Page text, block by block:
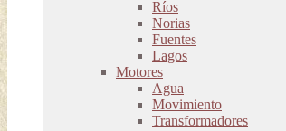
Ríos
Norias
Fuentes
Lagos
Motores
Agua
Movimiento
Transformadores